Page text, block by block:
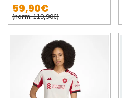
59,90€
(norm. 119,90€)